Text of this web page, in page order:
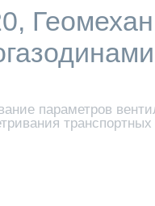
параметров